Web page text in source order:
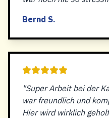
Bernd S.
"Super Arbeit bei der
war freundlich und
Hier wird wirklich